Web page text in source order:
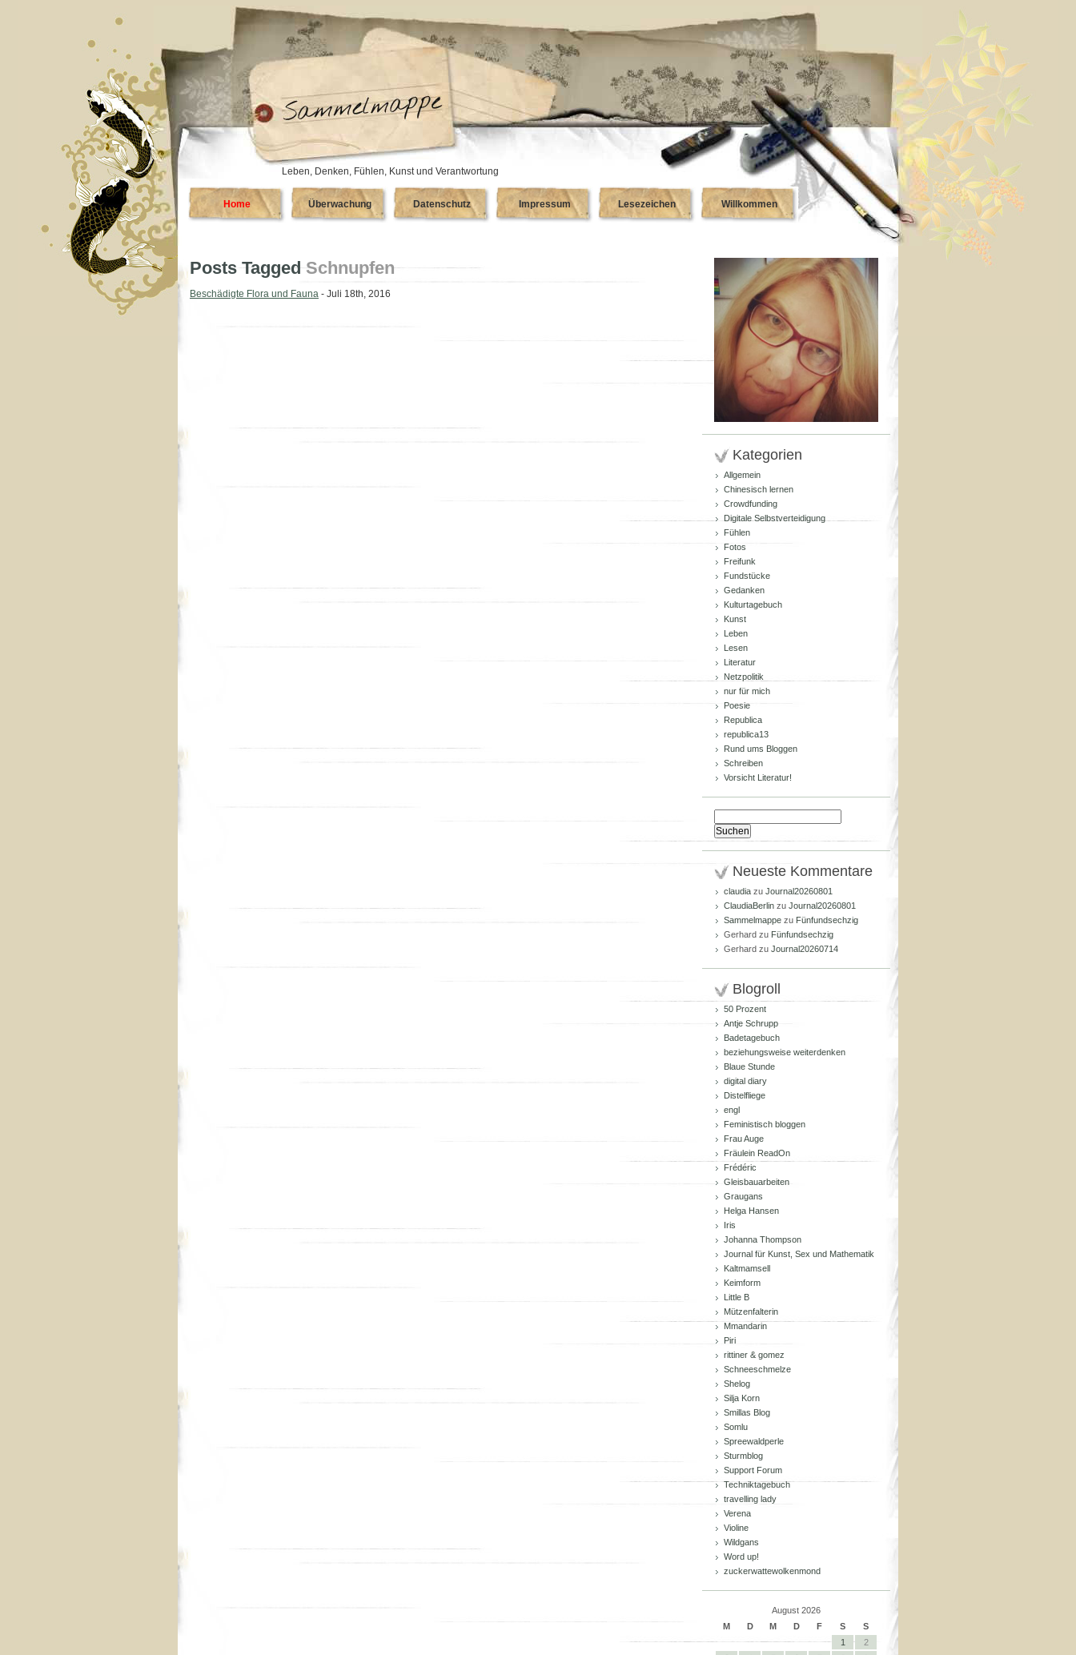
Leben, Denken, Fühlen, Kunst und Verantwortung
Home Überwachung Datenschutz Impressum Lesezeichen Willkommen
Posts Tagged Schnupfen
Beschädigte Flora und Fauna - Juli 18th, 2016
Kategorien
Allgemein
Chinesisch lernen
Crowdfunding
Digitale Selbstverteidigung
Fühlen
Fotos
Freifunk
Fundstücke
Gedanken
Kulturtagebuch
Kunst
Leben
Lesen
Literatur
Netzpolitik
nur für mich
Poesie
Republica
republica13
Rund ums Bloggen
Schreiben
Vorsicht Literatur!
nach:
Neueste Kommentare
claudia zu Journal20260801
ClaudiaBerlin zu Journal20260801
Sammelmappe zu Fünfundsechzig
Gerhard zu Fünfundsechzig
Gerhard zu Journal20260714
Blogroll
50 Prozent
Antje Schrupp
Badetagebuch
beziehungsweise weiterdenken
Blaue Stunde
digital diary
Distelfliege
engl
Feministisch bloggen
Frau Auge
Fräulein ReadOn
Frédéric
Gleisbauarbeiten
Graugans
Helga Hansen
Iris
Johanna Thompson
Journal für Kunst, Sex und Mathematik
Kaltmamsell
Keimform
Little B
Mützenfalterin
Mmandarin
Piri
rittiner & gomez
Schneeschmelze
Shelog
Silja Korn
Smillas Blog
Somlu
Spreewaldperle
Sturmblog
Support Forum
Techniktagebuch
travelling lady
Verena
Violine
Wildgans
Word up!
zuckerwattewolkenmond
August 2026
M
D M D F S
S
1
2